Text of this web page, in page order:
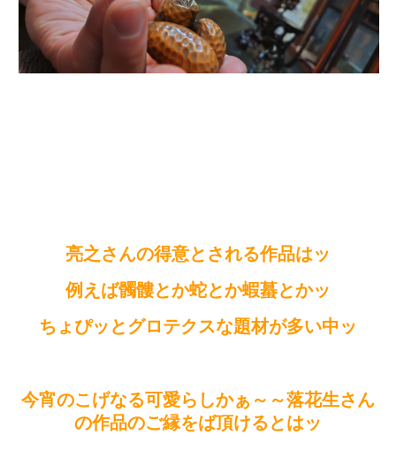
亮之さんの得意とされる作品はッ
例えば髑髏とか蛇とか蝦蟇とかッ
ちょぴッとグロテクスな題材が多い中ッ
今宵のこげなる可愛らしかぁ～～落花生さん
の作品のご縁をば頂けるとはッ